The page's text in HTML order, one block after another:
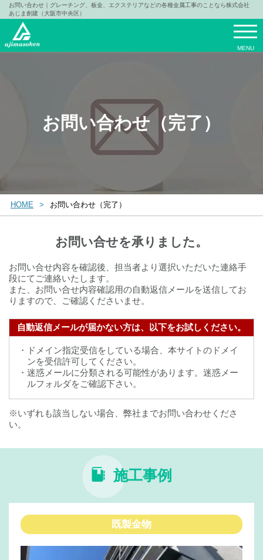
お問い合わせ｜グレーチング、板金、エクステリアなどの各種金属工事のことなら株式会社
あじま創建（大阪市中央区）
MENU
お問い合わせ（完了）
HOME お問い合わせ（完了）
お問い合せを承りました。
お問い合せ内容を確認後、担当者より選択いただいた連絡手
段にてご連絡いたします。
また、お問い合せ内容確認用の自動返信メールを送信してお
りますので、ご確認くださいませ。
自動返信メールが届かない方は、以下をお試しください。
・ドメイン指定受信をしている場合、本サイトのドメイ
ンを受信許可してください。
・迷惑メールに分類される可能性があります。迷惑メー
ルフォルダをご確認下さい。
※いずれも該当しない場合、弊社までお問い合わせくださ
い。
施工事例
既製金物